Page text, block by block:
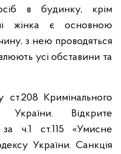
в будинку, крім
жінка є основною
з нею проводяться
усі обставини та
Кримінального
України. Відкрите
ч.1 ст.115 «Умисне
України. Санкція